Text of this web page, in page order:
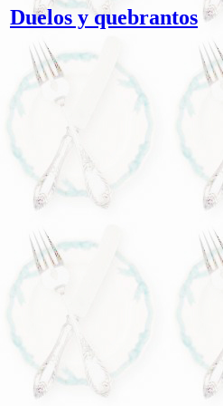
Duelos y quebrantos